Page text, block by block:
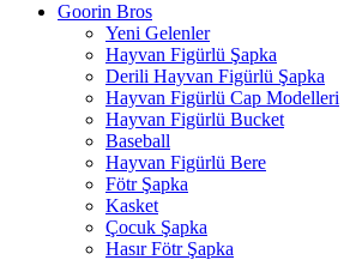
Goorin Bros
Yeni Gelenler
Hayvan Figürlü Şapka
Derili Hayvan Figürlü Şapka
Hayvan Figürlü Cap Modelleri
Hayvan Figürlü Bucket
Baseball
Hayvan Figürlü Bere
Fötr Şapka
Kasket
Çocuk Şapka
Hasır Fötr Şapka